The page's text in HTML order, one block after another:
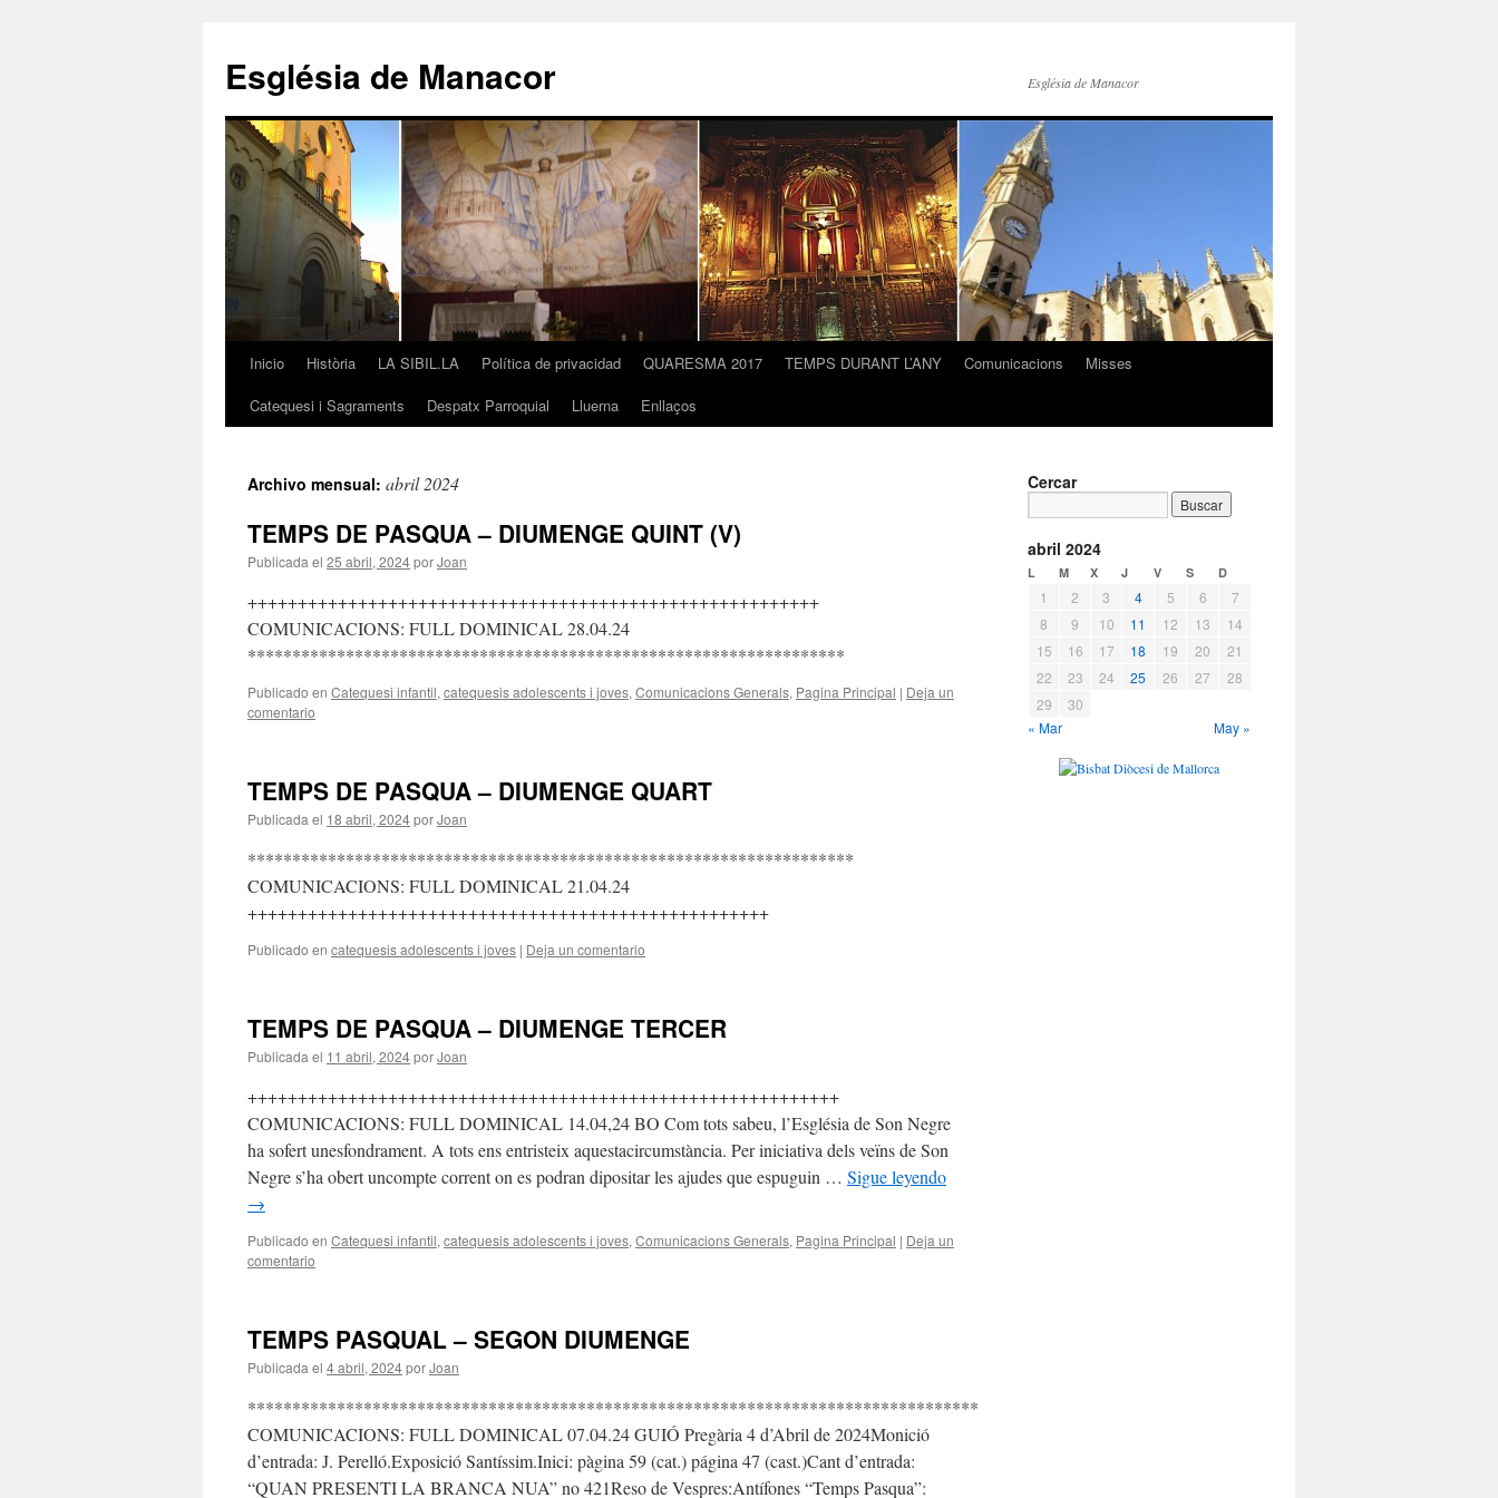
contenido
Església de Manacor Església de Manacor
Inicio Història LA SIBIL.LA Política de privacidad QUARESMA 2017 TEMPS DURANT L’ANY Comunicacions
Misses
Catequesi i Sagraments
Despatx Parroquial Lluerna Enllaços
Archivo mensual: abril 2024
TEMPS DE PASQUA – DIUMENGE QUINT (V)
Publicada el 25 abril, 2024porJoan
+++++++++++++++++++++++++++++++++++++++++++++++++++++++++
COMUNICACIONS: FULL DOMINICAL 28.04.24
*******************************************************************
Publicado en Catequesi infantil, catequesis adolescents i joves, Comunicacions Generals, Pagina Principal | Deja un
comentario
TEMPS DE PASQUA – DIUMENGE QUART
Publicada el 18 abril, 2024porJoan
********************************************************************
COMUNICACIONS: FULL DOMINICAL 21.04.24
++++++++++++++++++++++++++++++++++++++++++++++++++++
Publicado en catequesis adolescents i joves | Deja un comentario
TEMPS DE PASQUA – DIUMENGE TERCER
Publicada el 11 abril, 2024porJoan
+++++++++++++++++++++++++++++++++++++++++++++++++++++++++++
COMUNICACIONS: FULL DOMINICAL 14.04,24 BO Com tots sabeu, l’Església de Son Negre
ha sofert unesfondrament. A tots ens entristeix aquestacircumstància. Per iniciativa dels veïns de Son
Negre s’ha obert uncompte corrent on es podran dipositar les ajudes que espuguin … Sigue leyendo
→
Publicado en Catequesi infantil, catequesis adolescents i joves, Comunicacions Generals, Pagina Principal | Deja un
comentario
TEMPS PASQUAL – SEGON DIUMENGE
Publicada el 4 abril, 2024porJoan
**********************************************************************************
COMUNICACIONS: FULL DOMINICAL 07.04.24 GUIÓ Pregària 4 d’Abril de 2024Monició
d’entrada: J. Perelló.Exposició Santíssim.Inici: pàgina 59 (cat.) página 47 (cast.)Cant d’entrada:
“QUAN PRESENTI LA BRANCA NUA” no 421Reso de Vespres:Antífones “Temps Pasqua”:
Cercar
abril 2024
L M X J V S D
1 2 3 4 5 6
7
8
9 10 11 12 13
14
15
16 17 18 19 20
21
22
23 24 25 26 27
28
29
30
« Mar
May »